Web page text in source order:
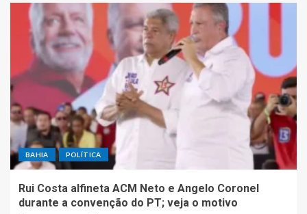
BAHIA POLÍTICA
Rui Costa alfineta ACM Neto e Angelo Coronel
durante a convenção do PT; veja o motivo